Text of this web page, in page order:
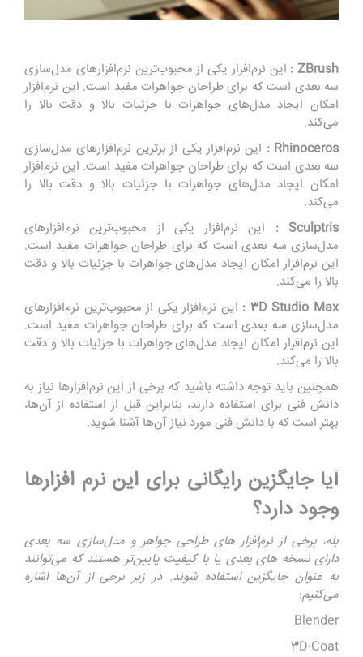
ZBrush :
این نرم‌افزار یکی از محبوب‌ترین نرم‌افزارهای مدل‌سازی
سه بعدی است که برای طراحان جواهرات مفید است. این نرم‌افزار
امکان ایجاد مدل‌های جواهرات با جزئیات بالا و دقت بالا را
می‌کند.
Rhinoceros :
این نرم‌افزار یکی از برترین نرم‌افزارهای مدل‌سازی
سه بعدی است که برای طراحان جواهرات مفید است. این نرم‌افزار
امکان ایجاد مدل‌های جواهرات با جزئیات بالا و دقت بالا را
می‌کند.
Sculptris :
این نرم‌افزار یکی از محبوب‌ترین نرم‌افزارهای
مدل‌سازی سه بعدی است که برای طراحان جواهرات مفید است.
این نرم‌افزار امکان ایجاد مدل‌های جواهرات با جزئیات بالا و دقت
بالا را می‌کند.
3D Studio Max :
این نرم‌افزار یکی از محبوب‌ترین نرم‌افزارهای
مدل‌سازی سه بعدی است که برای طراحان جواهرات مفید است.
این نرم‌افزار امکان ایجاد مدل‌های جواهرات با جزئیات بالا و دقت
بالا را می‌کند.
همچنین باید توجه داشته باشید که برخی از این نرم‌افزارها نیاز به
دانش فنی برای استفاده دارند، بنابراین قبل از استفاده از آن‌ها،
بهتر است که با دانش فنی مورد نیاز آن‌ها آشنا شوید.
آیا جایگزین رایگانی برای این نرم افزارها
وجود دارد؟
بله، برخی از نرم‌افزار های طراحی جواهر و مدل‌سازی سه بعدی
دارای نسخه ‌های بعدی یا با کیفیت پایین‌تر هستند که می‌توانند
به عنوان جایگزین استفاده شوند. در زیر برخی از آن‌ها اشاره
می‌کنیم:
Blender
3D-Coat